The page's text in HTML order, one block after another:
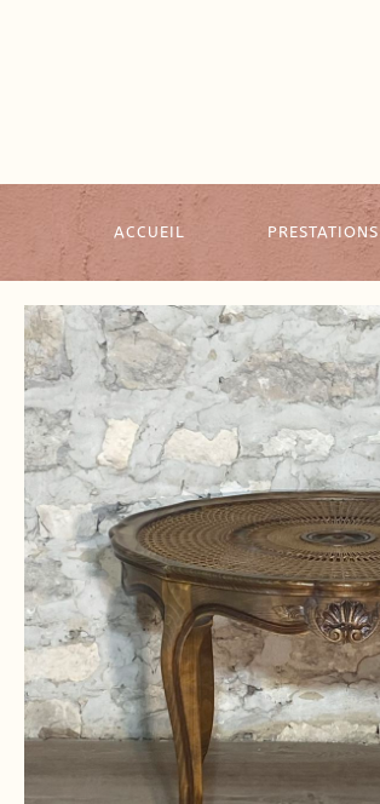
ACCUEIL PRESTATIONS